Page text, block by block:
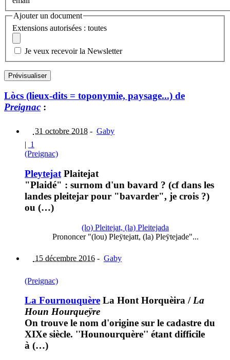
Ajouter un document
Extensions autorisées : toutes
Je veux recevoir la Newsletter
Lòcs (lieux-dits = toponymie, paysage...) de
Preignac :
31 octobre 2018 - Gaby
| 1
(Preignac)
Pleytejat Plaitejat
"Plaidé" : surnom d'un bavard ? (cf dans les
landes pleitejar pour "bavarder", je crois ?)
ou (…)
(lo) Pleitejat, (la) Pleitejada
Prononcer "(lou) Pleÿtejatt, (la) Pleÿtejade"...
15 décembre 2016 - Gaby
(Preignac)
La Fournouquère La Hont Horquèira /La
Houn Hourqueÿre
On trouve le nom d'origine sur le cadastre du
XIXe siècle. ''Hounourquère'' étant difficile
à (…)